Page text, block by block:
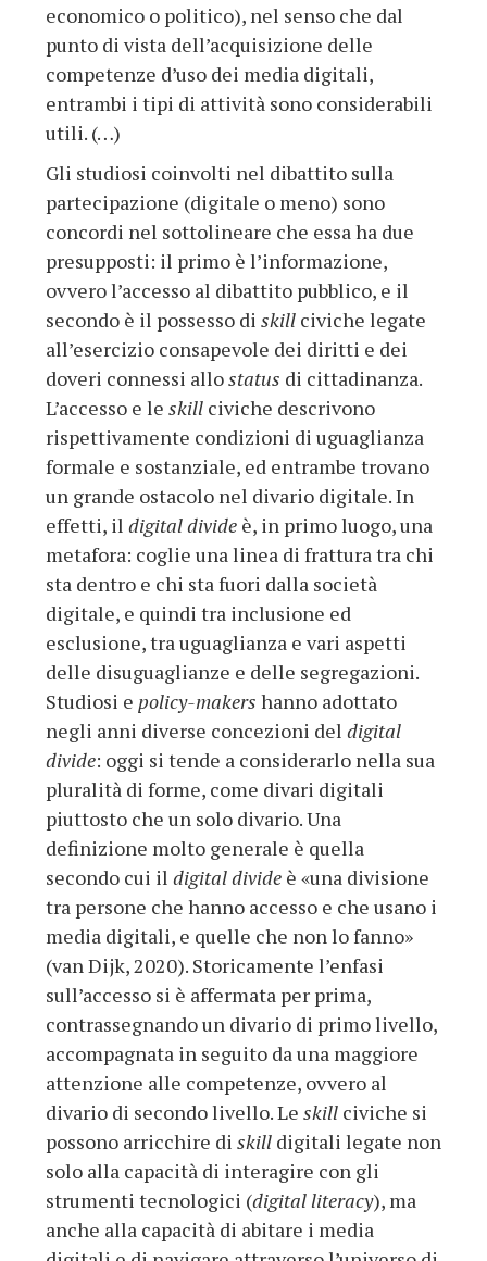
economico o politico), nel senso che dal
punto di vista dell’acquisizione delle
competenze d’uso dei media digitali,
entrambi i tipi di attività sono considerabili
utili. (…)
Gli studiosi coinvolti nel dibattito sulla
partecipazione (digitale o meno) sono
concordi nel sottolineare che essa ha due
presupposti: il primo è l’informazione,
ovvero l’accesso al dibattito pubblico, e il
secondo è il possesso di skill civiche legate
all’esercizio consapevole dei diritti e dei
doveri connessi allostatus di cittadinanza.
L’accesso e le skill civiche descrivono
rispettivamente condizioni di uguaglianza
formale e sostanziale, ed entrambe trovano
un grande ostacolo nel divario digitale. In
effetti, il digital divide è, in primo luogo, una
metafora: coglie una linea di frattura tra chi
sta dentro e chi sta fuori dalla società
digitale, e quindi tra inclusione ed
esclusione, tra uguaglianza e vari aspetti
delle disuguaglianze e delle segregazioni.
Studiosi e policy-makers hanno adottato
negli anni diverse concezioni del digital
divide: oggi si tende a considerarlo nella sua
pluralità di forme, come divari digitali
piuttosto che un solo divario. Una
definizione molto generale è quella
secondo cui il digital divide è «una divisione
tra persone che hanno accesso e che usano i
media digitali, e quelle che non lo fanno»
(van Dijk, 2020). Storicamente l’enfasi
sull’accesso si è affermata per prima,
contrassegnando un divario di primo livello,
accompagnata in seguito da una maggiore
attenzione alle competenze, ovvero al
divario di secondo livello. Le skill civiche si
possono arricchire di skill digitali legate non
solo alla capacità di interagire con gli
strumenti tecnologici (digital literacy), ma
anche alla capacità di abitare i media